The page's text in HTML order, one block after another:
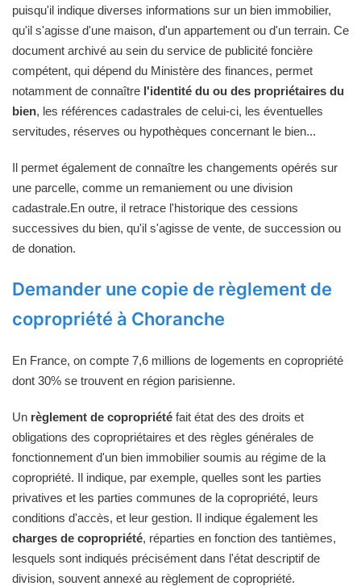
puisqu'il indique diverses informations sur un bien immobilier,
qu'il s'agisse d'une maison, d'un appartement ou d'un terrain. Ce
document archivé au sein du service de publicité foncière
compétent, qui dépend du Ministère des finances, permet
notamment de connaître l'identité du ou des propriétaires du
bien, les références cadastrales de celui-ci, les éventuelles
servitudes, réserves ou hypothèques concernant le bien...
Il permet également de connaître les changements opérés sur
une parcelle, comme un remaniement ou une division
cadastrale.En outre, il retrace l'historique des cessions
successives du bien, qu'il s'agisse de vente, de succession ou
de donation.
Demander une copie de règlement de
copropriété à Choranche
En France, on compte 7,6 millions de logements en copropriété
dont 30% se trouvent en région parisienne.
Un règlement de copropriété fait état des des droits et
obligations des copropriétaires et des règles générales de
fonctionnement d'un bien immobilier soumis au régime de la
copropriété. Il indique, par exemple, quelles sont les parties
privatives et les parties communes de la copropriété, leurs
conditions d'accès, et leur gestion. Il indique également les
charges de copropriété, réparties en fonction des tantièmes,
lesquels sont indiqués précisément dans l'état descriptif de
division, souvent annexé au règlement de copropriété.